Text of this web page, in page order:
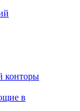
конторы
в